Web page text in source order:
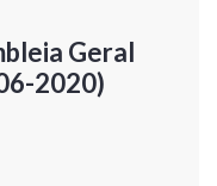
Geral
2020)